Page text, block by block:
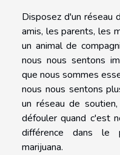
Disposez d'un réseau
amis, les parents, les
un animal de
nous nous sentons
que nous sommes
nous nous sentons
un réseau de
défouler quand c'est
différence dans le
marijuana.